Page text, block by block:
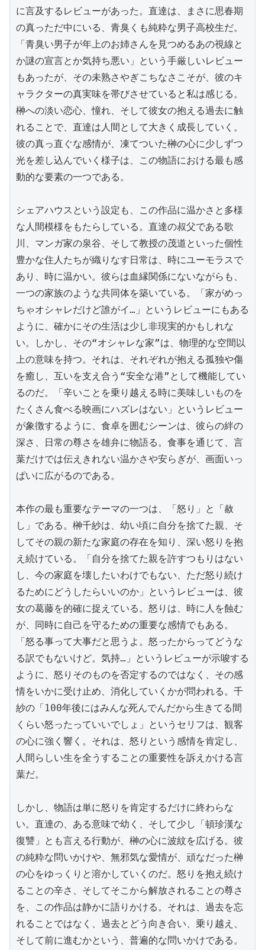
に言及するレビューがあった。直達は、まさに思春期
の真っただ中にいる、青臭くも純粋な男子高校生だ。
「青臭い男子が年上のお姉さんを見つめるあの視線と
か謎の宣言とか気持ち悪い」という手厳しいレビュー
もあったが、その未熟さやぎこちなさこそが、彼のキ
ャラクターの真実味を帯びさせていると私は感じる。
榊への淡い恋心、憧れ、そして彼女の抱える過去に触
れることで、直達は人間として大きく成長していく。
彼の真っ直ぐな感情が、凍てついた榊の心に少しずつ
光を差し込んでいく様子は、この物語における最も感
動的な要素の一つである。
シェアハウスという設定も、この作品に温かさと多様
な人間模様をもたらしている。直達の叔父である歌
川、マンガ家の泉谷、そして教授の茂道といった個性
豊かな住人たちが織りなす日常は、時にユーモラスで
あり、時に温かい。彼らは血縁関係にないながらも、
一つの家族のような共同体を築いている。「家がめっ
ちゃオシャレだけど誰がイ…」というレビューにもある
ように、確かにその生活は少し非現実的かもしれな
い。しかし、その“オシャレな家”は、物理的な空間以
上の意味を持つ。それは、それぞれが抱える孤独や傷
を癒し、互いを支え合う“安全な港”として機能してい
るのだ。「辛いことを乗り越える時に美味しいものを
たくさん食べる映画にハズレはない」というレビュー
が象徴するように、食卓を囲むシーンは、彼らの絆の
深さ、日常の尊さを雄弁に物語る。食事を通じて、言
葉だけでは伝えきれない温かさや安らぎが、画面いっ
ぱいに広がるのである。
本作の最も重要なテーマの一つは、「怒り」と「赦
し」である。榊千紗は、幼い頃に自分を捨てた親、そ
してその親の新たな家庭の存在を知り、深い怒りを抱
え続けている。「自分を捨てた親を許すつもりはない
し、今の家庭を壊したいわけでもない、ただ怒り続け
るためにどうしたらいいのか」というレビューは、彼
女の葛藤を的確に捉えている。怒りは、時に人を蝕む
が、同時に自己を守るための重要な感情でもある。
「怒る事って大事だと思うよ。怒ったからってどうな
る訳でもないけど。気持…」というレビューが示唆する
ように、怒りそのものを否定するのではなく、その感
情をいかに受け止め、消化していくかが問われる。千
紗の「100年後にはみんな死んでんだから生きてる間
くらい怒ったっていいでしょ」というセリフは、観客
の心に強く響く。それは、怒りという感情を肯定し、
人間らしい生を全うすることの重要性を訴えかける言
葉だ。
しかし、物語は単に怒りを肯定するだけに終わらな
い。直達の、ある意味で幼く、そして少し「頓珍漢な
復讐」とも言える行動が、榊の心に波紋を広げる。彼
の純粋な問いかけや、無邪気な愛情が、頑なだった榊
の心をゆっくりと溶かしていくのだ。怒りを抱え続け
ることの辛さ、そしてそこから解放されることの尊さ
を、この作品は静かに語りかける。それは、過去を忘
れることではなく、過去とどう向き合い、乗り越え、
そして前に進むかという、普遍的な問いかけである。